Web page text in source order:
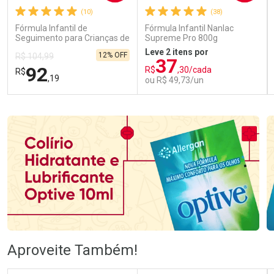
(10)
Fórmula Infantil de
Seguimento para Crianças de
Primeira Infância Nestonutri
2 Unidades de 800g cada
R$ 104,99
R$92,19
12% OFF
(38)
Fórmula Infantil Nanlac
Supreme Pro 800g
Leve 2 itens por
R$37,30/cada
ou R$ 49,73/un
Laboratório
Por Menos
Aproveite Também!